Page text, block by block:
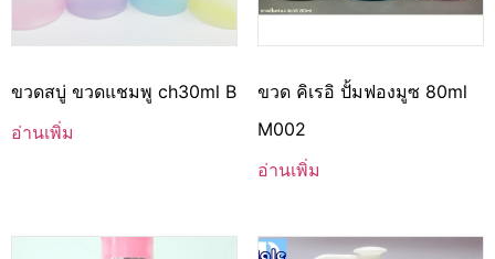
ขวดสบู่ ขวดแชมพู ch30ml B
อ่านเพิ่ม
ขวด คิเรอิ ปั้มฟองมูซ 80ml
M002
อ่านเพิ่ม